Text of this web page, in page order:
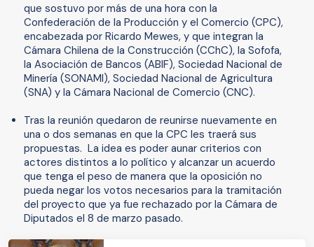
que sostuvo por más de una hora con la
Confederación de la Producción y el Comercio (CPC),
encabezada por Ricardo Mewes, y que integran la
Cámara Chilena de la Construcción (CChC), la Sofofa,
la Asociación de Bancos (ABIF), Sociedad Nacional de
Minería (SONAMI), Sociedad Nacional de Agricultura
(SNA) y la Cámara Nacional de Comercio (CNC).
Tras la reunión quedaron de reunirse nuevamente en
una o dos semanas en que la CPC les traerá sus
propuestas. La idea es poder aunar criterios con
actores distintos a lo político y alcanzar un acuerdo
que tenga el peso de manera que la oposición no
pueda negar los votos necesarios para la tramitación
del proyecto que ya fue rechazado por la Cámara de
Diputados el 8 de marzo pasado.